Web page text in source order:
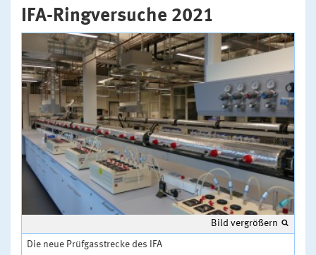
IFA-Ringversuche 2021
Bild vergrößern
Die neue Prüfgasstrecke des IFA